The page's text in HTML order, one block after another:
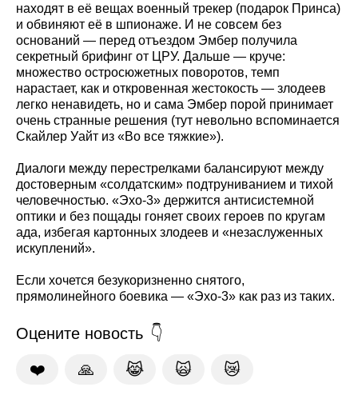
находят в её вещах военный трекер (подарок Принса)
и обвиняют её в шпионаже. И не совсем без
оснований — перед отъездом Эмбер получила
секретный брифинг от ЦРУ. Дальше — круче:
множество остросюжетных поворотов, темп
нарастает, как и откровенная жестокость — злодеев
легко ненавидеть, но и сама Эмбер порой принимает
очень странные решения (тут невольно вспоминается
Скайлер Уайт из «Во все тяжкие»).
Диалоги между перестрелками балансируют между
достоверным «солдатским» подтруниванием и тихой
человечностью. «Эхо-3» держится антисистемной
оптики и без пощады гоняет своих героев по кругам
ада, избегая картонных злодеев и «незаслуженных
искуплений».
Если хочется безукоризненно снятого,
прямолинейного боевика — «Эхо-3» как раз из таких.
Оцените новость
❤️ 🙏 😹 🙀 😿